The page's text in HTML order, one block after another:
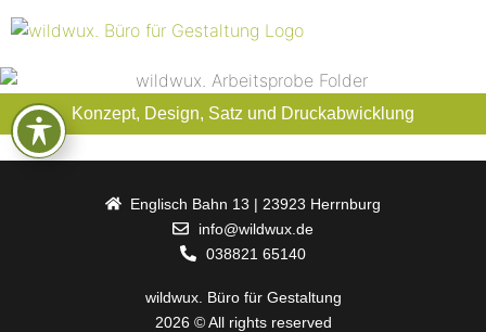
Technolog Image-Folder
Konzept, Design, Satz und Druckabwicklung
Verschlagwortet
Englisch Bahn 13 | 23923 Herrnburg
info@wildwux.de
038821 65140
wildwux. Büro für Gestaltung
2026 © All rights reserved